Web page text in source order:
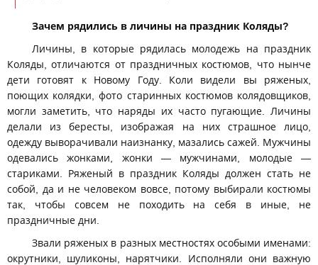
Зачем рядились в личины на праздник Коляды?
Личины, в которые рядилась молодежь на праздник
Коляды, отличаются от праздничных костюмов, что нынче
дети готовят к Новому Году. Коли видели вы ряженых,
поющих колядки, фото старинных костюмов колядовщиков,
могли заметить, что наряды их часто пугающие. Личины
делали из бересты, изображая на них страшное лицо,
одежду выворачивали наизнанку, мазались сажей. Мужчины
одевались жонками, жонки — мужчинами, молодые —
стариками. Ряженый в праздник Коляды должен стать не
собой, да и не человеком вовсе, потому выбирали костюмы
так, чтобы совсем не походить на себя в иные, не
праздничные дни.
Звали ряженых в разных местностях особыми именами:
окрутники, шуликоны, нарятчики. Исполняли они важную